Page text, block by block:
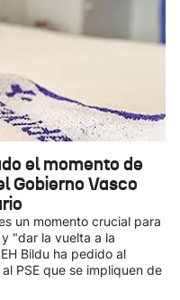
el momento de
Gobierno Vasco
un momento crucial para
"dar la vuelta a la
Bildu ha pedido al
PSE que se impliquen de